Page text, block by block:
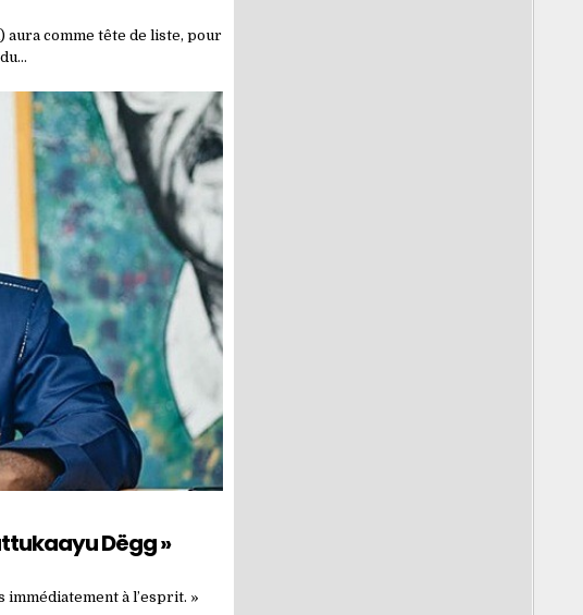
aura comme tête de liste, pour
Dëgg »
immédiatement à l’esprit. »